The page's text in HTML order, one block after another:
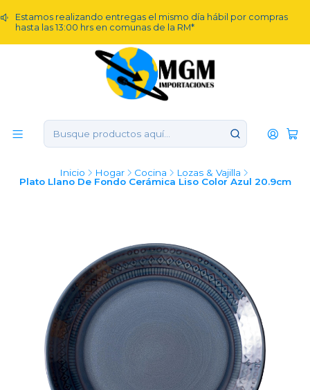
Estamos realizando entregas el mismo día hábil por compras
hasta las 13:00 hrs en comunas de la RM*
Inicio Hogar Cocina
Lozas & Vajilla
Plato Llano De Fondo Cerámica Liso Color Azul 20.9cm